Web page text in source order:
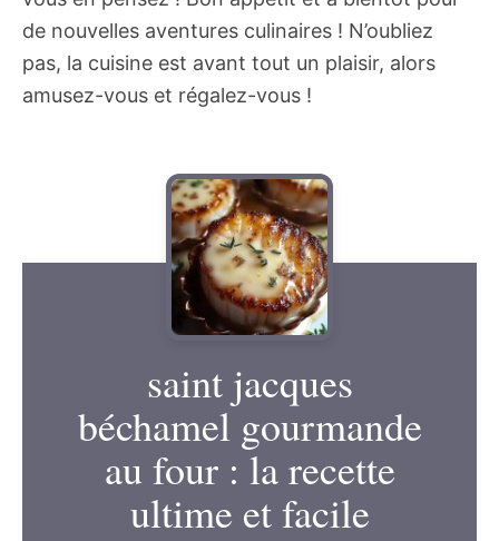
de nouvelles aventures culinaires ! N’oubliez
pas, la cuisine est avant tout un plaisir, alors
amusez-vous et régalez-vous !
saint jacques
béchamel gourmande
au four : la recette
ultime et facile